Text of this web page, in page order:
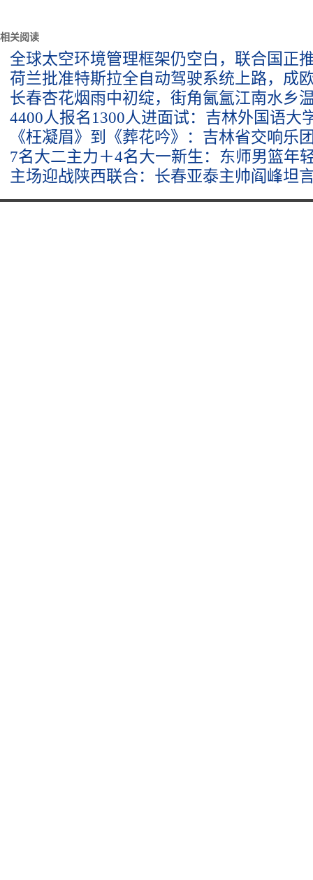
相关阅读
全球太空环境管理框架仍空白，联合国正
荷兰批准特斯拉全自动驾驶系统上路，成
长春杏花烟雨中初绽，街角氤氲江南水乡
4400人报名1300人进面试：吉林外国语大
《枉凝眉》到《葬花吟》：吉林省交响乐
7名大二主力＋4名大一新生：东师男篮年
主场迎战陕西联合：长春亚泰主帅阎峰坦